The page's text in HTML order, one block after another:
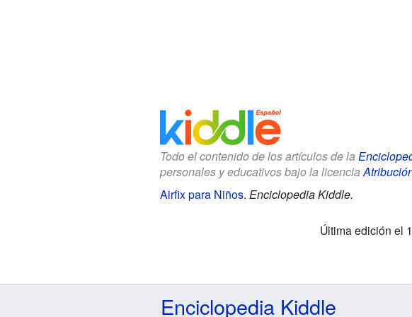
Todo el contenido de los artículos de la
personales y educativos bajo la licencia
Airfix para Niños. Enciclopedia Kiddle.
Última edición el
Enciclopedia Kiddle